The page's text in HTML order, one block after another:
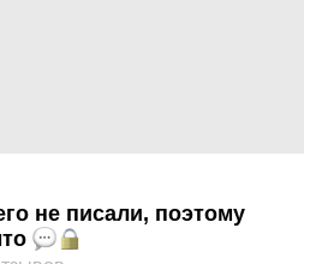
не писали, поэтому